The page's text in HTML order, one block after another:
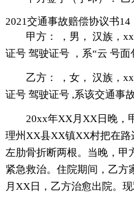
2021交通事故赔偿协议书14
甲方： ，男， 汉族，
证号 驾驶证号 ，系“云 号面
乙方： ，女， 汉族，
证号 驾驶证号 ,系该交通事
20xx年XX月XX日晚，
理州XX县XX镇XX村把在
左肋骨折断两根。当晚，甲
紧急救治。住院期间，乙方
月XX日，乙方治愈出院。